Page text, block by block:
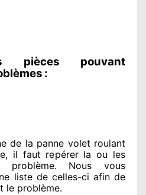
pièces pouvant
:
de la panne volet roulant
il faut repérerla ou les
. Nous vous
liste de celles-ci afin de
le problème.